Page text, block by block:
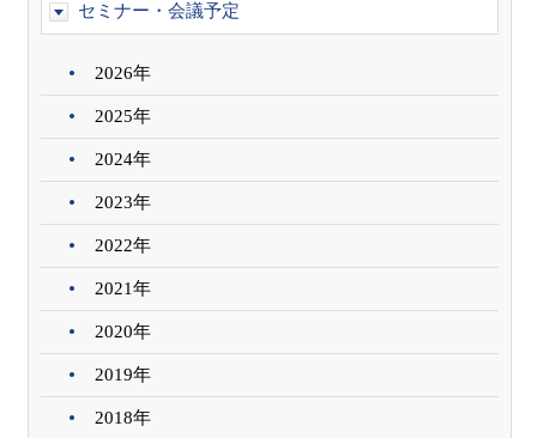
セミナー・会議予定
2026年
2025年
2024年
2023年
2022年
2021年
2020年
2019年
2018年